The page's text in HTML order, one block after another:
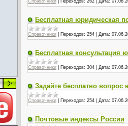
Справочники Переходов: 262 Дата:
Бесплатная юридическая
Справочники Переходов: 254 Дата:
Бесплатная консультация
Справочники Переходов: 304 Дата:
Задайте бесплатно вопрос
Справочники Переходов: 254 Дата:
Почтовые индексы России